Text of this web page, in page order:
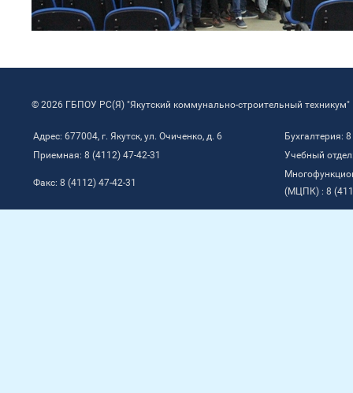
© 2026 ГБПОУ РС(Я) "Якутский коммунально-строительный техникум"
Адрес: 677004, г. Якутск, ул. Очиченко, д. 6
Бухгалтерия:
Приемная: 8 (4112) 47-42-31
Учебный
Факс: 8 (4112) 47-42-31
(МЦПК) : 8